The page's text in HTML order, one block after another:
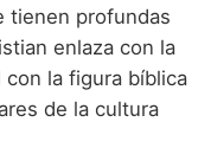
tienen profundas
enlaza con la
la figura bíblica
de la cultura